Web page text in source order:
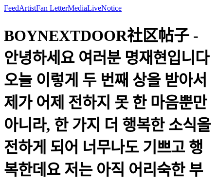
FeedArtistFan LetterMediaLiveNotice
BOYNEXTDOOR社区帖子 -
안녕하세요 여러분 명재현입니다
오늘 이렇게 두 번째 상을 받아서
제가 어제 전하지 못 한 마음뿐만
아니라, 한 가지 더 행복한 소식을
전하게 되어 너무나도 기쁘고 행
복한데요 저는 아직 어리숙한 부